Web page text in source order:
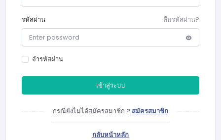
ลืมรหัสผ่าน?
รหัสผ่าน
จำรหัสผ่าน
เข้าสู่ระบบ
กรณียังไม่ได้สมัครสมาชิก ? สมัครสมาชิก
กลับหน้าหลัก